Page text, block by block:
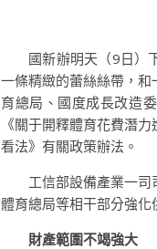
國新辦明天（9日）
一條精緻的蕾絲絲帶，
育總局、國度成長改造
《關于開釋體育花費潛
看法》有關政策辦法。
工信部設備產業一司
體育總局等相干部分強化
財產範圍不竭強大